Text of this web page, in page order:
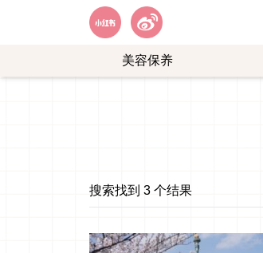
美容保养
搜索找到 3 个结果